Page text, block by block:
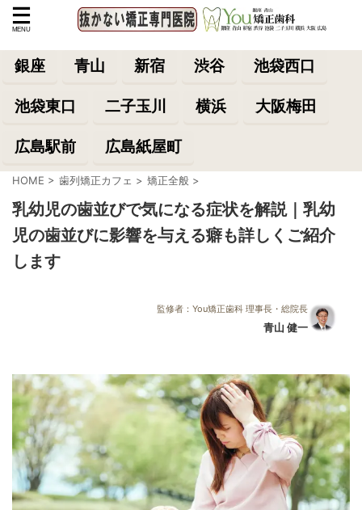
銀座 青山 新宿 渋谷 池袋西口
池袋東口 二子玉川 横浜 大阪梅田
広島駅前 広島紙屋町
HOME > 歯列矯正カフェ > 矯正全般 >
乳幼児の歯並びで気になる症状を解説｜乳幼
児の歯並びに影響を与える癖も詳しくご紹介
します
監修者：You矯正歯科 理事長・総院長
青山 健一